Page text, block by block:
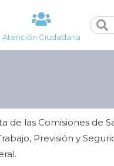
Atención Ciudadana
de las Comisiones de
Previsión y